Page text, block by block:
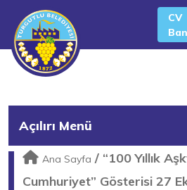
CV
Açılırı Menü
Ana Sayfa / “100 Yıllık
Cumhuriyet” Gösterisi 27